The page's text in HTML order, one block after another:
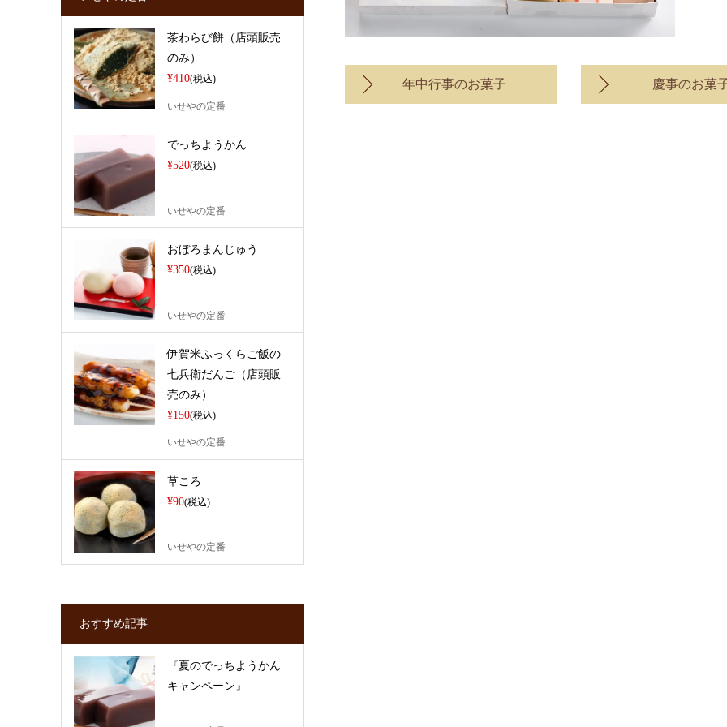
年中行事のお菓子 慶事のお菓
茶わらび餅（店頭販売
のみ）
¥410(税込)
いせやの定番
でっちようかん
¥520(税込)
いせやの定番
おぼろまんじゅう
¥350(税込)
いせやの定番
伊賀米ふっくらご飯の
七兵衛だんご（店頭販
売のみ）
¥150(税込)
いせやの定番
草ころ
¥90(税込)
いせやの定番
おすすめ記事
『夏のでっちようかん
キャンペーン』